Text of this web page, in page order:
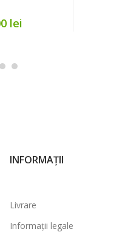
lei
INFORMAȚII
Livrare
Informații legale